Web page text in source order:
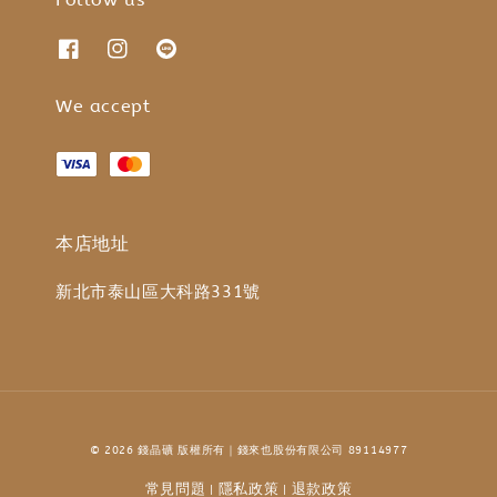
We accept
本店地址
新北市泰山區大科路331號
© 2026 錢晶礦 版權所有｜錢來也股份有限公司 89114977
常見問題 隱私政策 退款政策